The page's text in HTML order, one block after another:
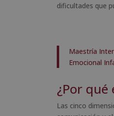
dificultades que
Maestría
Emocional
¿Por
Las cinco